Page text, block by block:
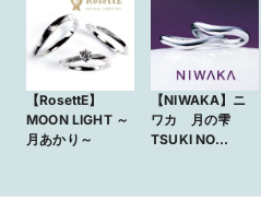
【RosettE】
MOON LIGHT ～
月あかり～
【NIWAKA】ニ
ワカ 月の雫
TSUKI NO